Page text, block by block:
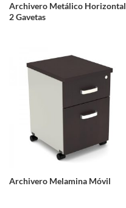
Archivero Metálico Horizontal
2 Gavetas
Archivero Melamina Móvil